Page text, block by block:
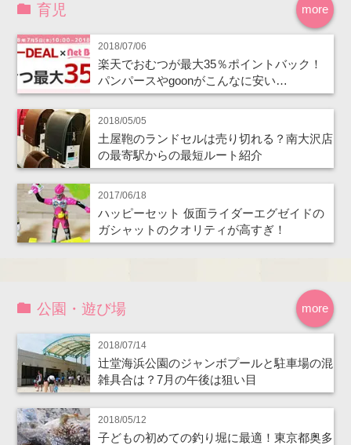
more
育児
2018/07/06
楽天でおむつが最大35％ポイントバック！
パンパースやgoonがこんなに安い…
2018/05/05
土屋鞄のランドセルは売り切れる？南大沢店
の最寄駅からの最短ルート紹介
2017/06/18
ハッピーセット 仮面ライダーエグゼイドの
ガシャットのクオリティが高すぎ！
more
公園・遊び場
2018/07/14
辻堂海浜公園のジャンボプールと駐車場の混
雑具合は？7月の午後は狙い目
2018/05/12
子どもの初めての釣り堀に最適！東京都奥多